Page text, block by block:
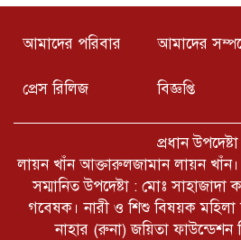
খুলনার কয়রা
হয়েছে।
উপস্থিত
যুক্তরাষ্ট্রের
বন্দুকধারীর
হয়েছে।খবর
সারাদেশে
চলমান মিথ্যা
ষড়যন্ত্রের
নিরপরাধ
আমাদের পরিবার আমাদের
প্রেস রিলিজ বিজ্ঞপ্তি
প্রধান
লায়ন খাঁন আক্তারুলজামান লায়ন খাঁন।
সম্মানিত উপদেষ্টা : মোঃ
গবেষক। নারী ও শিশু বিষয়ক
নাহার (রুনা) জয়িতা ফাউন্ডেশন